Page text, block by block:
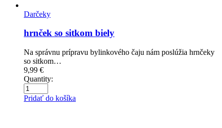
Darčeky
hrnček so sitkom biely
Na správnu prípravu bylinkového čaju nám poslúžia hrnčeky
so sitkom…
9,99 €
Quantity:
Pridať do košíka